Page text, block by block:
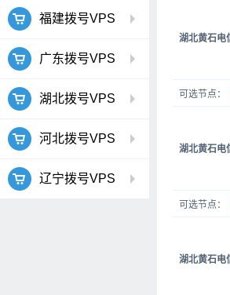
福建拨号VPS
广东拨号VPS
湖北拨号VPS
河北拨号VPS
辽宁拨号VPS
湖北黄石电
可选节点：
湖北黄石电
可选节点：
湖北黄石电